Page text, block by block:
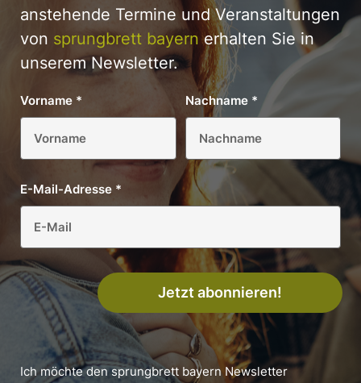
anstehende Termine und Veranstaltungen
von sprungbrett bayernerhalten Sie in
unserem Newsletter.
Vorname * Nachname *
E-Mail-Adresse *
Jetzt abonnieren!
Ich möchte den sprungbrett bayern Newsletter